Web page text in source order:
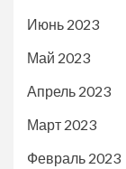
Июнь 2023
Май 2023
Апрель 2023
Март 2023
Февраль 2023